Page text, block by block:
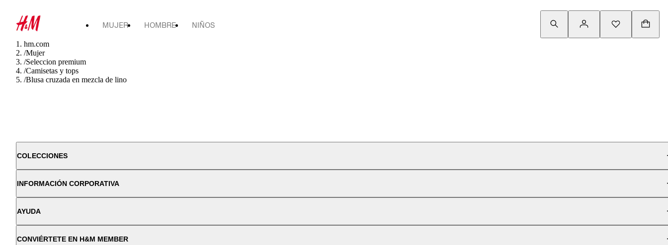
MUJER HOMBRE NIÑOS
hm.com
/Mujer
/Seleccion premium
/Camisetas y tops
/Blusa cruzada en mezcla de lino
COLECCIONES
INFORMACIÓN CORPORATIVA
AYUDA
CONVIÉRTETE EN H&M MEMBER